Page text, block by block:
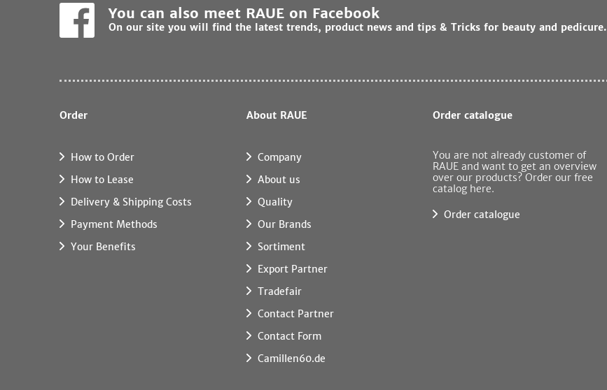
You can also meet RAUE on Facebook
On our site you will find the latest trends, product news and tips & Tricks for beauty and pedicure.
Order
How to Order
How to Lease
Delivery & Shipping Costs
Payment Methods
Your Benefits
About RAUE
Company
About us
Quality
Our Brands
Sortiment
Export Partner
Tradefair
Contact Partner
Contact Form
Camillen60.de
Order catalogue
You are not already customer of
RAUE and want to get an overview
over our products? Order our free
catalog here.
Order catalogue